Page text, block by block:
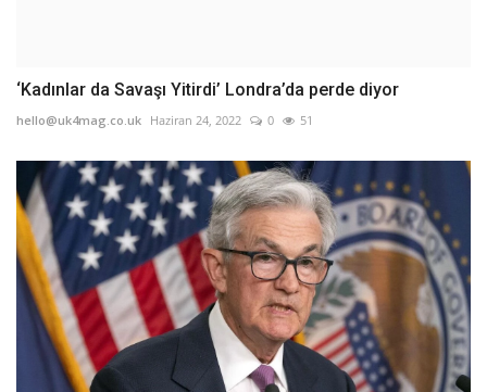
‘Kadınlar da Savaşı Yitirdi’ Londra’da perde diyor
hello@uk4mag.co.uk Haziran 24, 2022 0 51